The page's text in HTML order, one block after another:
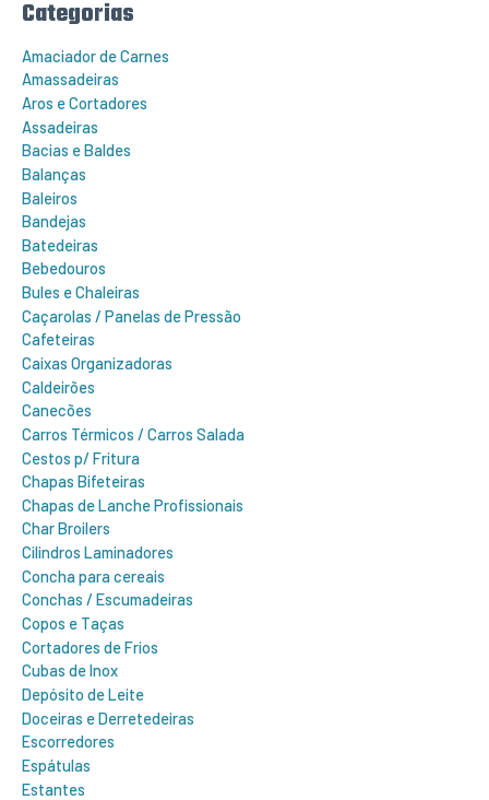
p
:
Categorias
Amaciador de Carnes
Amassadeiras
Aros e Cortadores
Assadeiras
Bacias e Baldes
Balanças
Baleiros
Bandejas
Batedeiras
Bebedouros
Bules e Chaleiras
Caçarolas / Panelas de Pressão
Cafeteiras
Caixas Organizadoras
Caldeirões
Canecões
Carros Térmicos / Carros Salada
Cestos p/ Fritura
Chapas Bifeteiras
Chapas de Lanche Profissionais
Char Broilers
Cilindros Laminadores
Concha para cereais
Conchas / Escumadeiras
Copos e Taças
Cortadores de Frios
Cubas de Inox
Depósito de Leite
Doceiras e Derretedeiras
Escorredores
Espátulas
Estantes